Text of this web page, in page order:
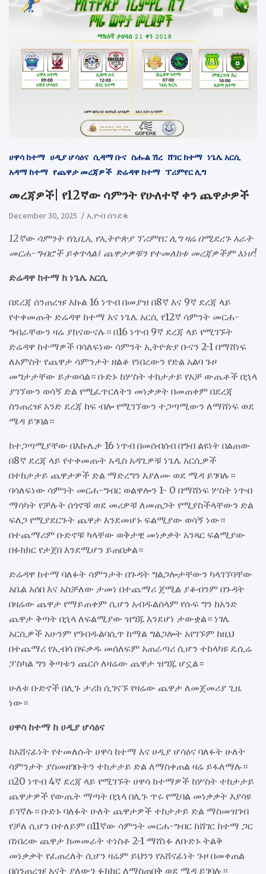
ሀዋሳ ከተማ ሀዲያ ሆሳዕና ሲዳማ ቡና ስሑል ሽረ ሸገር ከተማ ነጌሌ አርሲ
አዳማ ከተማ የጨዋታ መረጃዎች ድሬዳዋ ከተማ ፕሪምየር ሊግ
መረጃዎች| የ12ኛው ሳምንት የሁለተኛ ቀን ጨዋታዎች
December 30, 2025 ኢዮብ ሰንደቁ
12ኛው ሳምንት የሲቢኢ የኢትዮጵያ ፕሪምየር ሊግ ዛሬ በሚደረጉ አራት
መርሐ-ግብሮች ይቀጥላል፤ ጨዋታዎቹን የተመለከቱ መረጃዎችም እነሆ!
ድሬዳዋ ከተማ ከ ነጌሌ አርሲ
በደረጃ ሰንጠረዡ እኩል 16 ነጥብ በመያዝ በ8ኛ እና 9ኛ ደረጃ ላይ
የተቀመጡት ድሬዳዋ ከተማ እና ነጌሌ አርሲ የ12ኛ ሳምንት መርሐ-
ግብራቸውን ዛሬ ያከናውናሉ። በ16 ነጥብ 9ኛ ደረጃ ላይ የሚገኙት
ድሬዳዋ ከተማዎች ባሳለፍነው ሳምንት ኢትዮጵያ ቡናን 2-1 በማሸነፍ
ለአምስት የጨዋታ ሳምንታት ዘልቆ የነበረውን የድል አልባ ጉዞ
መግታታቸው ይታወሳል። ቡድኑ ከሦስት ተከታታይ የአቻ ውጤቶች በኋላ
ያገኘውን ወሳኝ ድል የሚፈጥርለትን መነቃቃት በመጠቀም በደረጃ
ሰንጠረዡ አንድ ደረጃ ከፍ ብሎ የሚገኘውን ተጋጣሚውን ለማሸነፍ ወደ
ሜዳ ይገባል።
ከተጋጣሚያቸው በእኩሌታ 16 ነጥብ በመሰብሰብ በግብ ልዩነት በልጠው
በ8ኛ ደረጃ ላይ የተቀመጡት አዲስ አዳጊዎቹ ነጌሌ አርሲዎች
በተከታታይ ጨዋታዎች ድል ማድረግን እያለሙ ወደ ሜዳ ይገባሉ።
ባሳለፍነው ሳምንት መርሐ-ግብር ወልዋሎን 1- 0 በማሸነፍ ሦስት ነጥብ
ማሳካት የቻሉት ሰጎኖቹ ወደ መሪዎቹ ለመጠጋት የሚያስችላቸውን ድል
ፍለጋ የሚያደርጉት ጨዋታ እንደመሆኑ ፍልሚያው ወሳኝ ነው።
በተጨማሪም ቡድኖቹ ካላቸው ወቅታዊ መነቃቃት አንጻር ፍልሚያው
በፉክክር የታጀበ እንደሚሆን ይጠበቃል።
ድሬዳዋ ከተማ ባለፉት ሳምንታት በጉዳት ግልጋሎታቸውን ካላገኘባቸው
አቤል አሰበ እና አስቻለው ታመነ በተጨማሪ ጀሚል ያቆብንም በጉዳት
በዛሬው ጨዋታ የማይጠቀም ሲሆን አብዱልሰላም የሱፍ ግን ከአንድ
ጨዋታ ቅጣት በኋላ ለፍልሚያው ዝግጁ እንደሆነ ታውቋል። ነገሌ
አርሲዎች አሁንም የዓብዱልባሲጥ ከማል ግልጋሎት አየገኙም ከዚህ
በተጨማሪ የኢብሳ በፍቃዱ መሰለፍም አጠራጣሪ ሲሆን ተከላካዩ ዴሲሬ
ፓስካል ግን ቅጣቱን ጨርሶ ለዛሬው ጨዋታ ዝግጁ ሆኗል።
ሁለቱ ቡድኖች በሊጉ ታሪክ ሲገናኙ የዛሬው ጨዋታ ለመጀመሪያ ጊዜ
ነው።
ሀዋሳ ከተማ ከ ሀዲያ ሆሳዕና
ከአሸናፊነት የተመለሱት ሀዋሳ ከተማ እና ሀዲያ ሆሳዕና ባለፉት ሁለት
ሳምንታት ያስመዘገቡትን ተከታታይ ድል ለማስቀጠል ዛሬ ይፋለማሉ።
በ20 ነጥብ 4ኛ ደረጃ ላይ የሚገኙት ሀዋሳ ከተማዎች ከሦስት ተከታታይ
ጨዋታዎች የውጤት ማጣት በኋላ በሊጉ ጥሩ የሚባል መነቃቃት እያሳዩ
ይገኛሉ። ቡድኑ ባለፉት ሁለት ጨዋታዎች ተከታታይ ድል ማስመዝገብ
የቻለ ሲሆን በተለይም በ11ኛው ሳምንት መርሐ-ግብር ከሸገር ከተማ ጋር
በነበረው ጨዋታ ከመመራት ተነስቶ 2-1 ማሸነፉ ለቡድኑ ትልቅ
መነቃቃት የፈጠረለት ሲሆን ዛሬም ይህንን የአሸናፊነት ጉዞ በመቀጠል
በሰንጠረዡ አናት ያለውን ፉክክር ለማስጠበቅ ወደ ሜዳ ይገባሉ።